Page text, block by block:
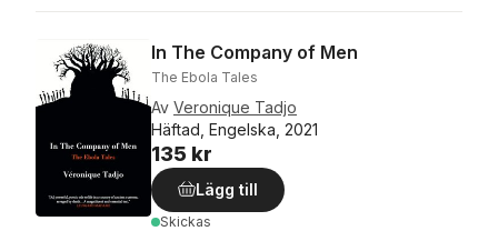
In The Company of Men
The Ebola Tales
Av Veronique Tadjo
Häftad, Engelska, 2021
135 kr
Lägg till
Skickas